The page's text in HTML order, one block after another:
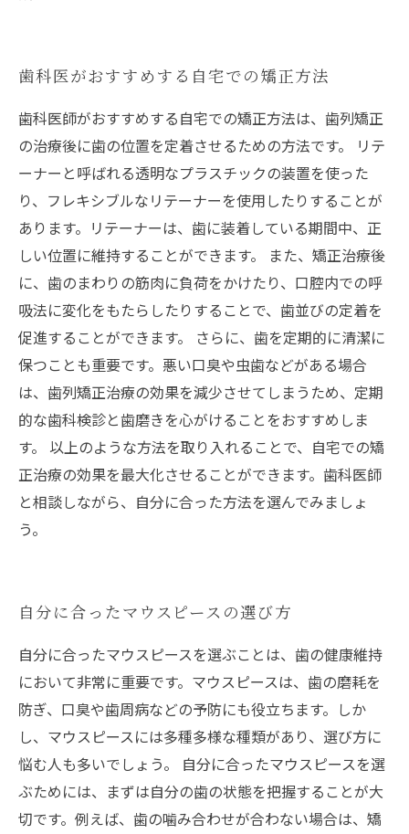
歯科医がおすすめする自宅での矯正方法
歯科医師がおすすめする自宅での矯正方法は、歯列矯正
の治療後に歯の位置を定着させるための方法です。 リテ
ーナーと呼ばれる透明なプラスチックの装置を使った
り、フレキシブルなリテーナーを使用したりすることが
あります。リテーナーは、歯に装着している期間中、正
しい位置に維持することができます。 また、矯正治療後
に、歯のまわりの筋肉に負荷をかけたり、口腔内での呼
吸法に変化をもたらしたりすることで、歯並びの定着を
促進することができます。 さらに、歯を定期的に清潔に
保つことも重要です。悪い口臭や虫歯などがある場合
は、歯列矯正治療の効果を減少させてしまうため、定期
的な歯科検診と歯磨きを心がけることをおすすめしま
す。 以上のような方法を取り入れることで、自宅での矯
正治療の効果を最大化させることができます。歯科医師
と相談しながら、自分に合った方法を選んでみましょ
う。
自分に合ったマウスピースの選び方
自分に合ったマウスピースを選ぶことは、歯の健康維持
において非常に重要です。マウスピースは、歯の磨耗を
防ぎ、口臭や歯周病などの予防にも役立ちます。しか
し、マウスピースには多種多様な種類があり、選び方に
悩む人も多いでしょう。 自分に合ったマウスピースを選
ぶためには、まずは自分の歯の状態を把握することが大
切です。例えば、歯の噛み合わせが合わない場合は、矯